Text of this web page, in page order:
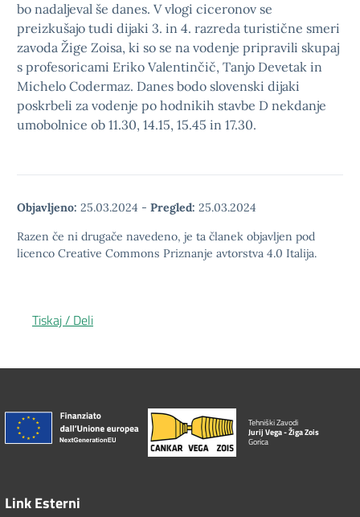
bo nadaljeval še danes. V vlogi ciceronov se
preizkušajo tudi dijaki 3. in 4. razreda turistične smeri
zavoda Žige Zoisa, ki so se na vodenje pripravili skupaj
s profesoricami Eriko Valentinčič, Tanjo Devetak in
Michelo Codermaz. Danes bodo slovenski dijaki
poskrbeli za vodenje po hodnikih stavbe D nekdanje
umobolnice ob 11.30, 14.15, 15.45 in 17.30.
Objavljeno: 25.03.2024 - Pregled: 25.03.2024
Razen če ni drugače navedeno, je ta članek objavljen pod
licenco Creative Commons Priznanje avtorstva 4.0 Italija.
Tiskaj / Deli
Tehniški Zavodi
Jurij Vega - Žiga Zois
Gorica
Link Esterni